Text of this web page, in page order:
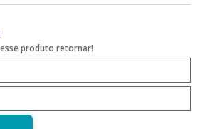
produto retornar!